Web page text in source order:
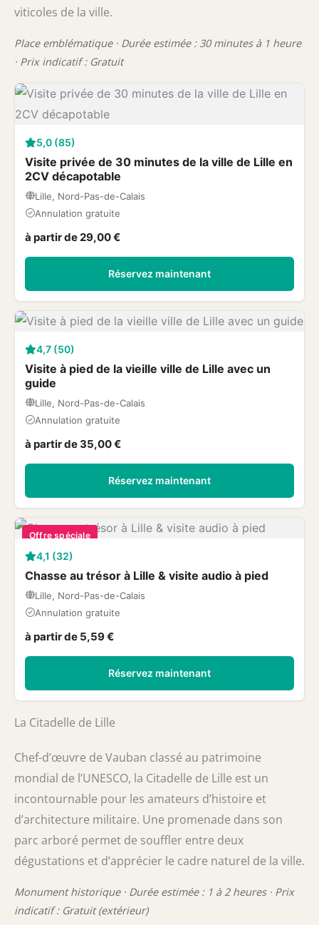
viticoles de la ville.
Place emblématique · Durée estimée : 30 minutes à 1 heure
· Prix indicatif : Gratuit
5,0 (85)
Visite privée de 30 minutes de la ville de Lille en
2CV décapotable
Lille, Nord-Pas-de-Calais
Annulation gratuite
à partir de 29,00 €
Réservez maintenant
4,7 (50)
Visite à pied de la vieille ville de Lille avec un
guide
Lille, Nord-Pas-de-Calais
Annulation gratuite
à partir de 35,00 €
Réservez maintenant
Offre spéciale
4,1 (32)
Chasse au trésor à Lille & visite audio à pied
Lille, Nord-Pas-de-Calais
Annulation gratuite
à partir de 5,59 €
Réservez maintenant
La Citadelle de Lille
Chef-d’œuvre de Vauban classé au patrimoine
mondial de l’UNESCO, la Citadelle de Lille est un
incontournable pour les amateurs d’histoire et
d’architecture militaire. Une promenade dans son
parc arboré permet de souffler entre deux
dégustations et d’apprécier le cadre naturel de la ville.
Monument historique · Durée estimée : 1 à 2 heures · Prix
indicatif : Gratuit (extérieur)